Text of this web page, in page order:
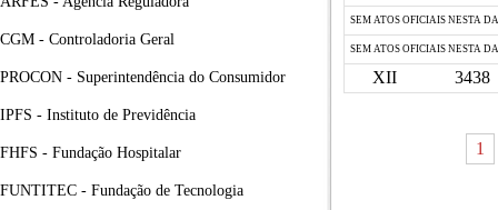
CGM - Controladoria Geral
PROCON - Superintendência do Consumidor
IPFS - Instituto de Previdência
FHFS - Fundação Hospitalar
FUNTITEC - Fundação de Tecnologia
SEM ATOS OFICIAIS NESTA
SEM ATOS OFICIAIS NESTA
XII 3438
1